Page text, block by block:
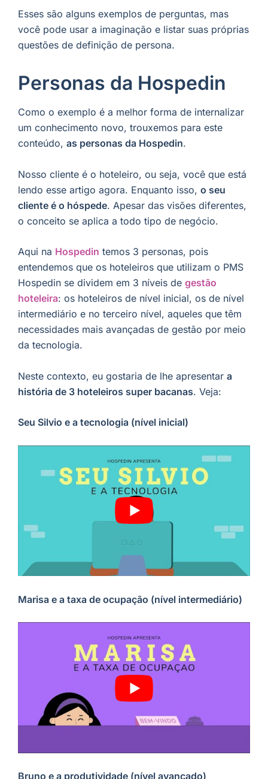
Esses são alguns exemplos de perguntas, mas
você pode usar a imaginação e listar suas próprias
questões de definição de persona.
Personas da Hospedin
Como o exemplo é a melhor forma de internalizar
um conhecimento novo, trouxemos para este
conteúdo, as personas da Hospedin.
Nosso cliente é o hoteleiro, ou seja, você que está
lendo esse artigo agora. Enquanto isso, o seu
cliente é o hóspede. Apesar das visões diferentes,
o conceito se aplica a todo tipo de negócio.
Aqui na Hospedin temos 3 personas, pois
entendemos que os hoteleiros que utilizam o PMS
Hospedin se dividem em 3 níveis de gestão
hoteleira: os hoteleiros de nível inicial, os de nível
intermediário e no terceiro nível, aqueles que têm
necessidades mais avançadas de gestão por meio
da tecnologia.
Neste contexto, eu gostaria de lhe apresentar a
história de 3 hoteleiros super bacanas. Veja:
Seu Silvio e a tecnologia (nível inicial)
Marisa e a taxa de ocupação (nível intermediário)
Bruno e a produtividade (nível avançado)